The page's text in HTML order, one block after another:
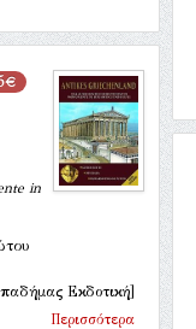
in
Εκδοτική]
Περισσότερα